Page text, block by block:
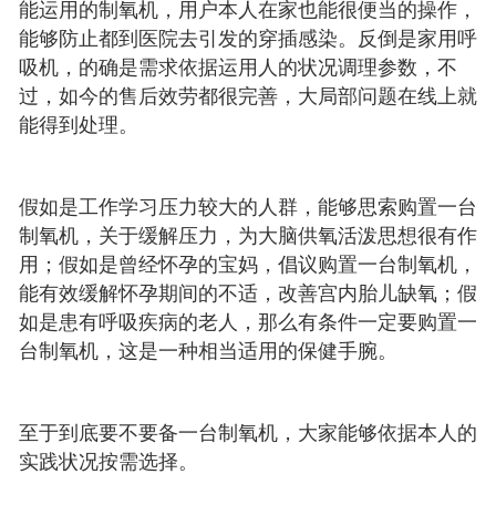
能运用的制氧机，用户本人在家也能很便当的操作，
能够防止都到医院去引发的穿插感染。反倒是家用呼
吸机，的确是需求依据运用人的状况调理参数，不
过，如今的售后效劳都很完善，大局部问题在线上就
能得到处理。
假如是工作学习压力较大的人群，能够思索购置一台
制氧机，关于缓解压力，为大脑供氧活泼思想很有作
用；假如是曾经怀孕的宝妈，倡议购置一台制氧机，
能有效缓解怀孕期间的不适，改善宫内胎儿缺氧；假
如是患有呼吸疾病的老人，那么有条件一定要购置一
台制氧机，这是一种相当适用的保健手腕。
至于到底要不要备一台制氧机，大家能够依据本人的
实践状况按需选择。